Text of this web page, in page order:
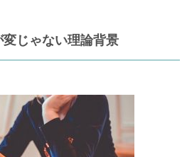
じゃない理論背景